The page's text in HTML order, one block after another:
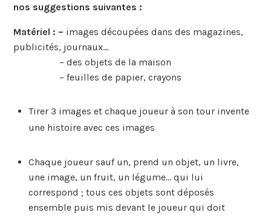
nos suggestions suivantes :
Matériel : – images découpées dans des magazines,
publicités, journaux…
– des objets de la maison
– feuilles de papier, crayons
Tirer 3 images et chaque joueur à son tour invente
une histoire avec ces images
Chaque joueur sauf un, prend un objet, un livre,
une image, un fruit, un légume… qui lui
correspond ; tous ces objets sont déposés
ensemble puis mis devant le joueur qui doit